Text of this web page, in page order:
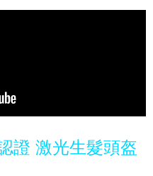
證 激光生髮頭盔